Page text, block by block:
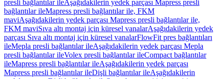
presli bağlantılar ileAşağıdakilerin yedek parçası Mapress presli
bağlantılar ileMapress presli bağlantılar ile, FKM
maviAşağıdakilerin yedek parçası Mapress presli bağlantılar ile,
FKM maviSıva altı montaj için küresel vanalarAşağıdakilerin yedek
parçası Sıva altı montaj için küresel vanalarFlowFit pres bağlantıları
ileMepla presli bağlantılar ileAşağıdakilerin yedek parçası Mepla
presli bağlantılar ileVolex presli bağlantılar ileCompact bağlantılar
ileMapress presli bağlantılar ileAşağıdakilerin yedek parçası
Mapress presli bağlantılar ileDişli bağlantılar ileAşağıdakilerin